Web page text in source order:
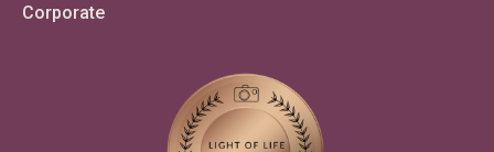
Corporate